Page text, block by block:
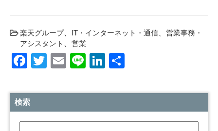
楽天グループ IT・インターネット・通信
営業事務・
アシスタント
営業
Facebook
Twitter
EmailLineLinkedIn
検索